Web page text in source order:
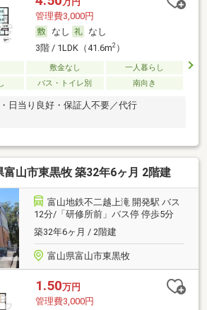
管理費3,000円
なし
なし
3階 / 1LDK（41.6m2）
敷金なし
一人暮らし
バス・トイレ別 南向き
日当り良好・保証人不要／代行
富山市東黒牧 築32年6ヶ月 2階建
富山地鉄不二越上滝 開発駅 バス
12分/「研修所前」バス停 停歩5分
築32年6ヶ月 / 2階建
富山県富山市東黒牧
1.50万円
管理費3,000円